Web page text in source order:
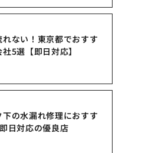
れない！東京都でおすす
5選【即日対応】
の水漏れ修理におすす
日対応の優良店